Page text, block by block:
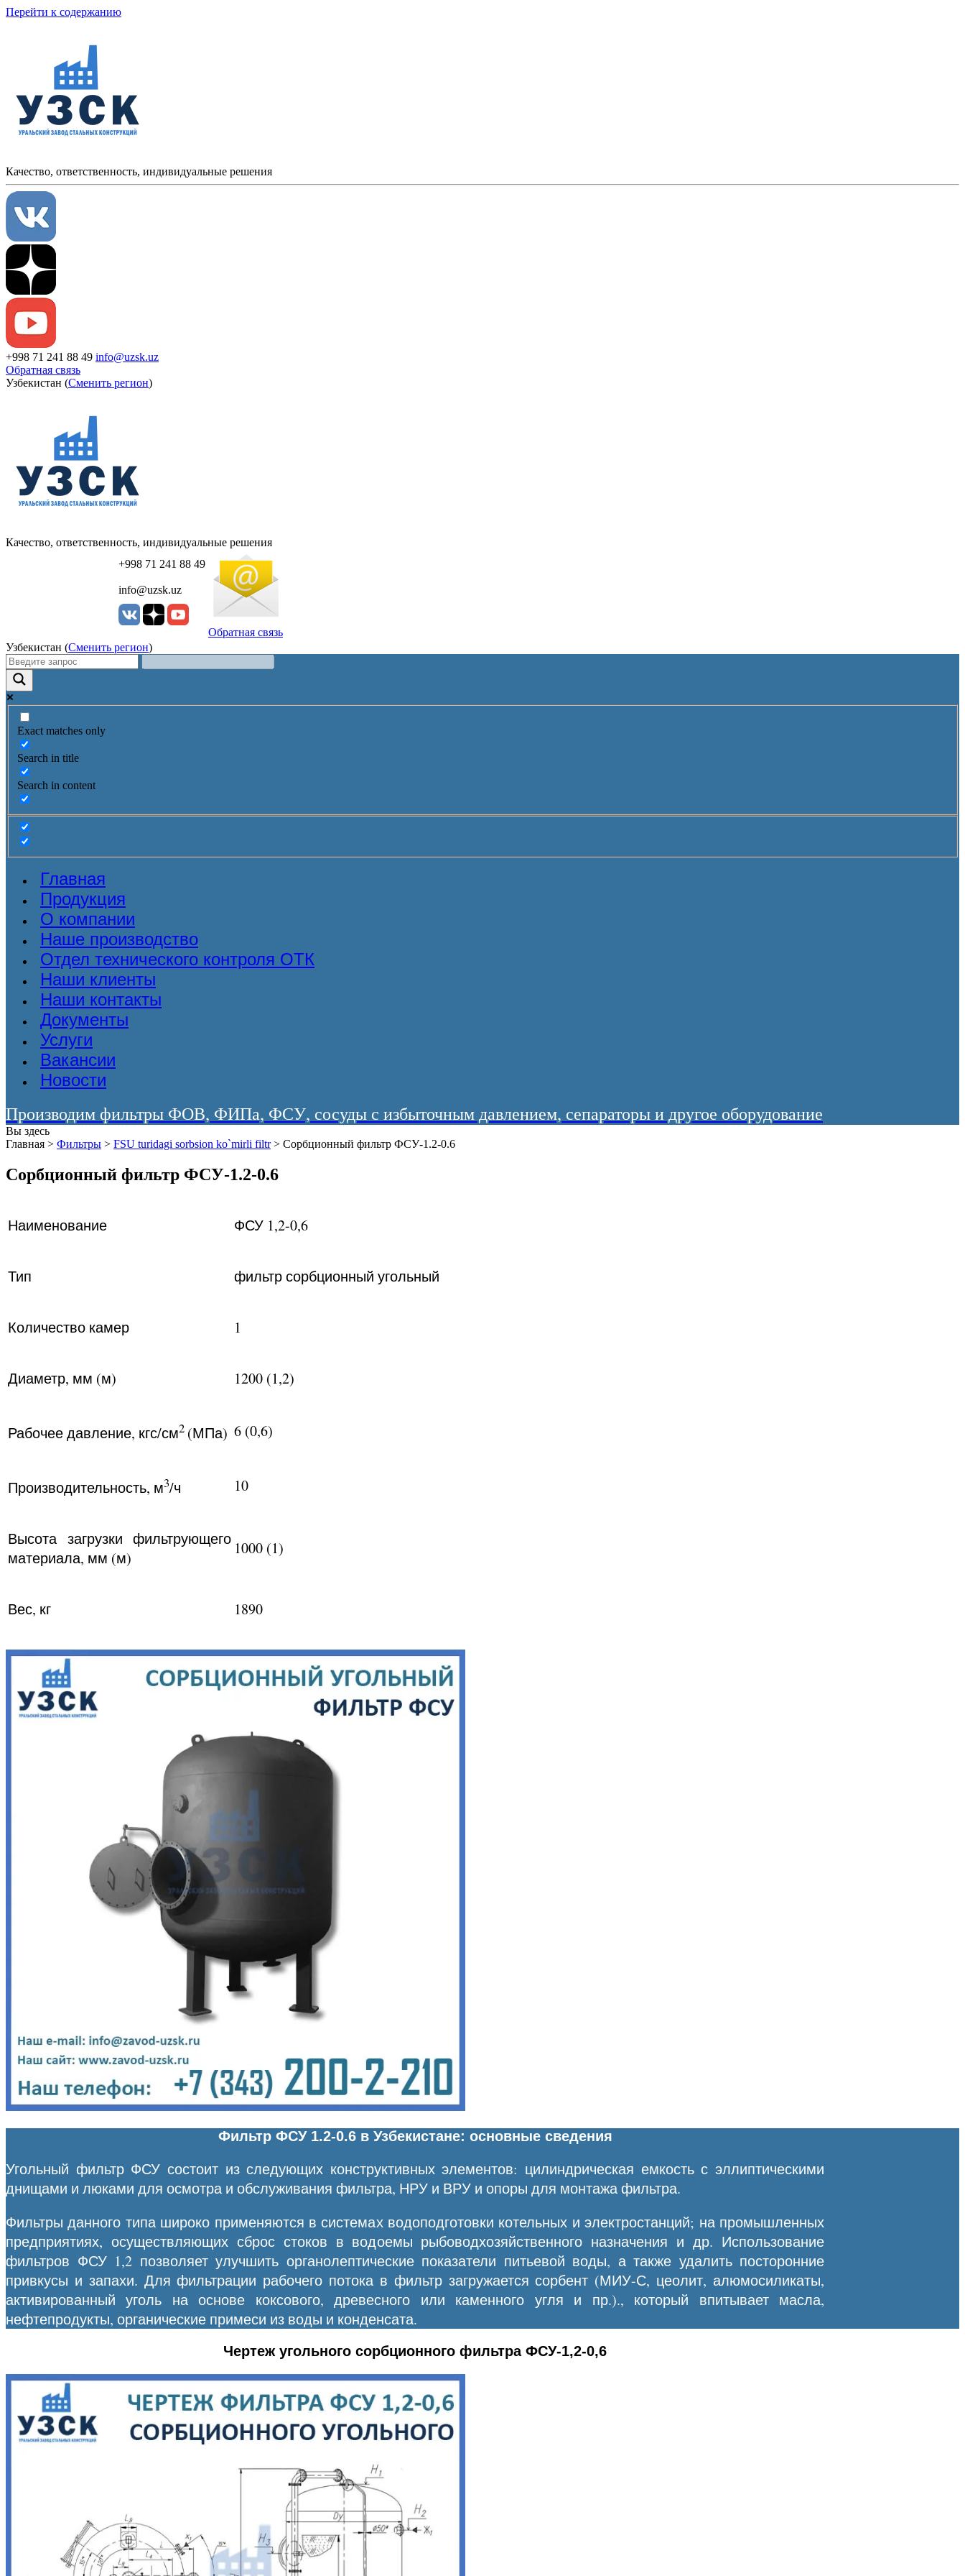
Перейти к содержанию
Качество, ответственность, индивидуальные решения
+998 71 241 88 49 info@uzsk.uz
Обратная связь
Узбекистан (Сменить регион)
Качество, ответственность, индивидуальные решения
+998 71 241 88 49
info@uzsk.uz
Обратная связь
Узбекистан (Сменить регион)
Exact matches only
Search in title
Search in content
Главная
Продукция
О компании
Наше производство
Отдел технического контроля ОТК
Наши клиенты
Наши контакты
Документы
Услуги
Вакансии
Новости
Производим фильтры ФОВ, ФИПа, ФСУ, сосуды с избыточным давлением, сепараторы и другое оборудование
Вы здесь
Главная > Фильтры > FSU turidagi sorbsion ko`mirli filtr > Сорбционный фильтр ФСУ-1.2-0.6
Сорбционный фильтр ФСУ-1.2-0.6
Наименование ФСУ 1,2-0,6
Тип фильтр сорбционный угольный
Количество камер 1
Диаметр, мм (м) 1200 (1,2)
Рабочее давление, кгс/см2 (МПа) 6 (0,6)
Производительность, м3/ч 10
Высота загрузки фильтрующего
материала, мм (м)
1000 (1)
Вес, кг 1890
Фильтр ФСУ 1.2-0.6 в Узбекистане: основные сведения
Угольный фильтр ФСУ состоит из следующих конструктивных элементов: цилиндрическая емкость с эллиптическими
днищами и люками для осмотра и обслуживания фильтра, НРУ и ВРУ и опоры для монтажа фильтра.
Фильтры данного типа широко применяются в системах водоподготовки котельных и электростанций; на промышленных
предприятиях, осуществляющих сброс стоков в водоемы рыбоводхозяйственного назначения и др. Использование
фильтров ФСУ 1,2 позволяет улучшить органолептические показатели питьевой воды, а также удалить посторонние
привкусы и запахи. Для фильтрации рабочего потока в фильтр загружается сорбент (МИУ-С, цеолит, алюмосиликаты,
активированный уголь на основе коксового, древесного или каменного угля и пр.)., который впитывает масла,
нефтепродукты, органические примеси из воды и конденсата.
Чертеж угольного сорбционного фильтра ФСУ-1,2-0,6